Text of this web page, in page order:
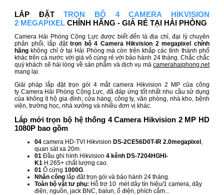
LẮP ĐẶTTRỌN BỘ 4 CAMERA HIKVISION
2 MEGAPIXELCHÍNH HÃNG - GIÁ RẺ TẠI HẢI PHÒNG
Camera Hải Phòng Cộng Lực được biết đến là địa chỉ, đại lý chuyên
phân phối, lắp đặttrọn bộ 4 Camera Hikvision 2 megapixel chính
hãngkhông chỉ ở tại Hải Phòng mà còn trên khắp các tỉnh thành phố
khác trên cả nước với giá vô cùng rẻ với bảo hành 24 tháng. Chắc chắc
quý khách sẽ hài lòng về sản phẩm và dịch vụ mà camerahaiphong.net
mang lại.
Giải pháp lắp đặt trọn gói 4 mắt camera Hikvision 2 MP của công
ty Camera Hải Phòng Cộng Lực, đã đáp ứng tốt nhất nhu cầu sử dụng
của không ít hộ gia đình, cửa hàng, công ty, văn phòng, nhà kho, bệnh
viện, trường học, nhà xưởng và nhiều đơn vị khác.
Lắp mới trọn bộ hệ thống 4 Camera Hikvision 2 MP HD
1080P bao gồm
04 camera HD-TVI Hikvision DS-2CE56D0T-IR 2.0megapixel ,
quan sát xa 20m.
01Đầu ghi hình Hikvision 4 kênh DS-7204HGHI-
K1H.265+ chất lượng cao.
01Ổ cứng 1000G.
Nhân cônglắp đặt trọn gói và bảo hành 24 tháng.
Toàn bộ vật tư phụ: Hỗ trợ 10 mét dây tín hiệu/1 camera, dây
điện, nguồn, jack BNC, balun, ổ điện, phích cắm...